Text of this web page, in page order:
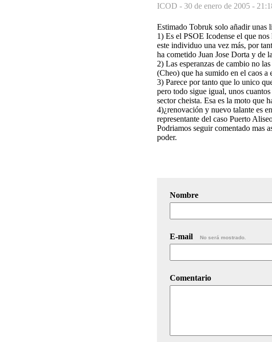
ICOD - 30 de enero de 2005 -
Estimado Tobruk solo añadir unas
1) Es el PSOE Icodense el que
este individuo una vez más, por
ha cometido Juan Jose Dorta y de
2) Las esperanzas de cambio no
(Cheo) que ha sumido en el caos a
3) Parece por tanto que lo unico
pero todo sigue igual, unos
sector cheista. Esa es la moto que
4)¿renovación y nuevo talante es
representante del caso Puerto
Podriamos seguir comentado mas
poder.
Nombre
E-mail No será mostrado.
Comentario